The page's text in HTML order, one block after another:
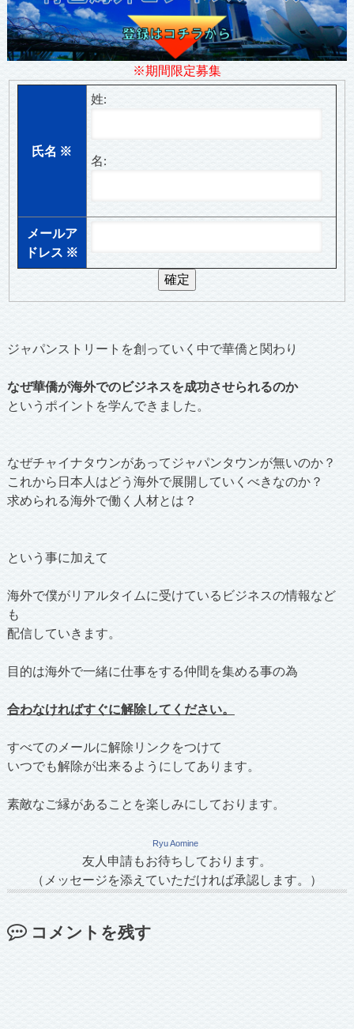
※期間限定募集
氏名 ※
姓:
名:
メールア
ドレス ※
ジャパンストリートを創っていく中で華僑と関わり
なぜ華僑が海外でのビジネスを成功させられるのか
というポイントを学んできました。
なぜチャイナタウンがあってジャパンタウンが無いのか？
これから日本人はどう海外で展開していくべきなのか？
求められる海外で働く人材とは？
という事に加えて
海外で僕がリアルタイムに受けているビジネスの情報など
も
配信していきます。
目的は海外で一緒に仕事をする仲間を集める事の為
合わなければすぐに解除してください。
すべてのメールに解除リンクをつけて
いつでも解除が出来るようにしてあります。
素敵なご縁があることを楽しみにしております。
Ryu Aomine
友人申請もお待ちしております。
（メッセージを添えていただければ承認します。）
コメントを残す